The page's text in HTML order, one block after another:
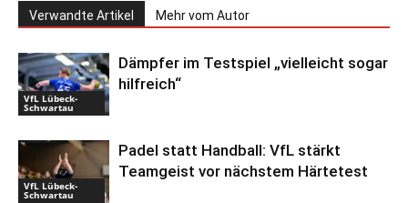
Verwandte Artikel Mehr vom Autor
VfL Lübeck-
Schwartau
Dämpfer im Testspiel „vielleicht sogar
hilfreich“
VfL Lübeck-
Schwartau
Padel statt Handball: VfL stärkt
Teamgeist vor nächstem Härtetest